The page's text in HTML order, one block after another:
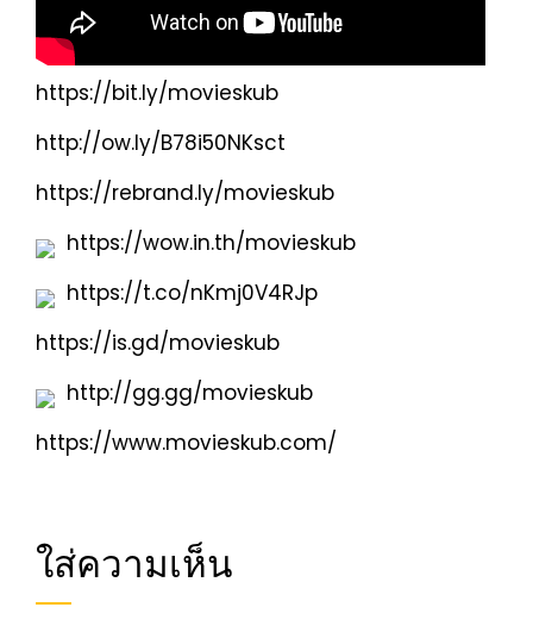
https://bit.ly/movieskub
http://ow.ly/B78i50NKsct
https://rebrand.ly/movieskub
https://wow.in.th/movieskub
https://t.co/nKmj0V4RJp
https://is.gd/movieskub
http://gg.gg/movieskub
https://www.movieskub.com/
ใส่ความเห็น